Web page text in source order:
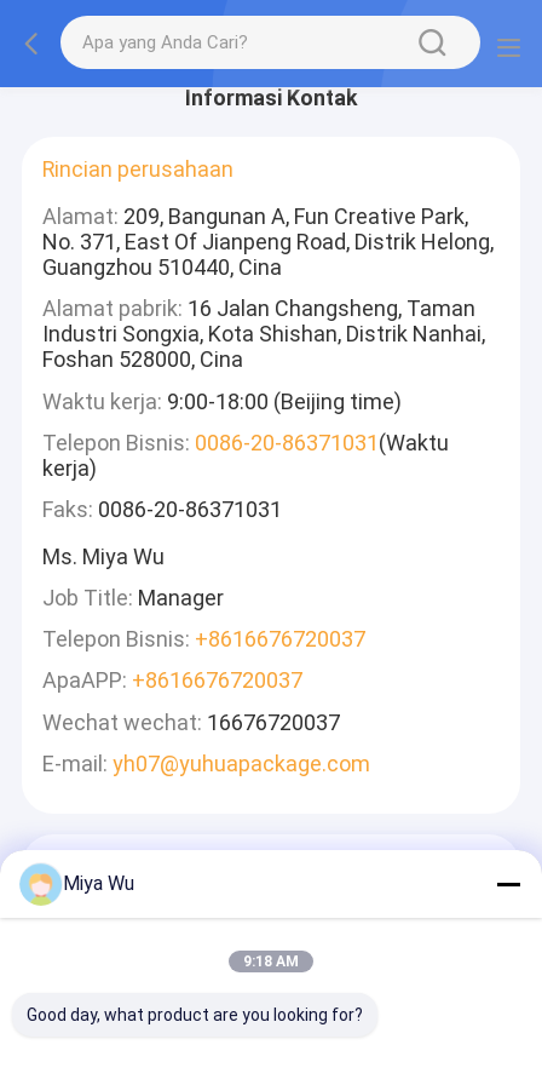
Informasi Kontak
Rincian perusahaan
Alamat: 209, Bangunan A, Fun Creative Park,
No. 371, East Of Jianpeng Road, Distrik Helong,
Guangzhou 510440, Cina
Alamat pabrik: 16 Jalan Changsheng, Taman
Industri Songxia, Kota Shishan, Distrik Nanhai,
Foshan 528000, Cina
Waktu kerja: 9:00-18:00 (Beijing time)
Telepon Bisnis: 0086-20-86371031(Waktu
kerja)
Faks: 0086-20-86371031
Ms. Miya Wu
Job Title: Manager
Telepon Bisnis: +8616676720037
ApaAPP: +8616676720037
Wechat wechat: 16676720037
E-mail: yh07@yuhuapackage.com
Kami Akan Membalas Dengan Cepat
Miya Wu
9:18 AM
Good day, what product are you looking for?